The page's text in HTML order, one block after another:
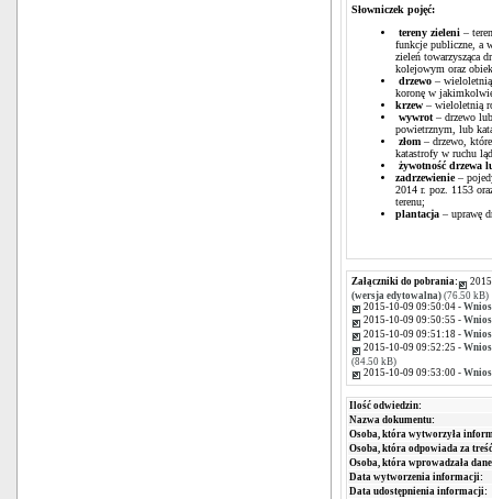
Słowniczek pojęć:
tereny zieleni –
funkcje publiczne, a
zieleń towarzysząca
kolejowym oraz
drzewo – wieloletnią
koronę w
krzew – wieloletnią
wywrot– drzewo
powietrznym, lub
złom – drzewo,
katastrofy w ruchu
żywotność drzewa
zadrzewienie–
2014 r. poz. 1153
terenu;
plantacja – uprawę
Załączniki do pobrania:
(wersja edytowalna) (76.50 kB)
2015-10-09 09:50:04 -
2015-10-09 09:50:55 -
2015-10-09 09:51:18 -
2015-10-09 09:52:25 -
(84.50 kB)
2015-10-09 09:53:00 -
Ilość odwiedzin:
Nazwa dokumentu:
Osoba, która wytworzyła
Osoba, która odpowiada za
Osoba, która wprowadzała
Data wytworzenia informacji:
Data udostępnienia informacji: